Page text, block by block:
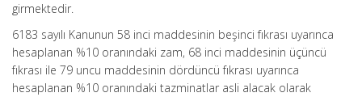
girmektedir.
6183 sayılı Kanunun 58 inci maddesinin beşinci fıkrası uyarınca
hesaplanan %10 oranındaki zam, 68 inci maddesinin üçüncü
fıkrası ile 79 uncu maddesinin dördüncü fıkrası uyarınca
hesaplanan %10 oranındaki tazminatlar asli alacak olarak